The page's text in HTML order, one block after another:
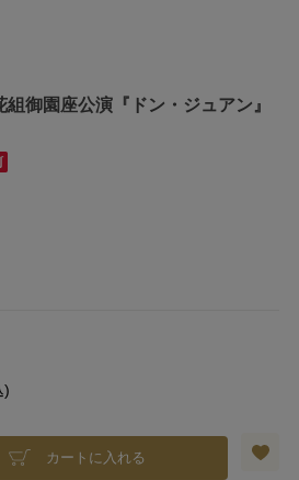
御園座公演『ドン・ジュアン』
)
カートに入れる